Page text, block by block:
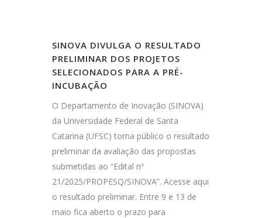
SINOVA DIVULGA O RESULTADO
PRELIMINAR DOS PROJETOS
SELECIONADOS PARA A PRÉ-
INCUBAÇÃO
O Departamento de Inovação (SINOVA)
da Universidade Federal de Santa
Catarina (UFSC) torna público o resultado
preliminar da avaliação das propostas
submetidas ao “Edital nº
21/2025/PROPESQ/SINOVA”. Acesse aqui
o resultado preliminar. Entre 9 e 13 de
maio fica aberto o prazo para